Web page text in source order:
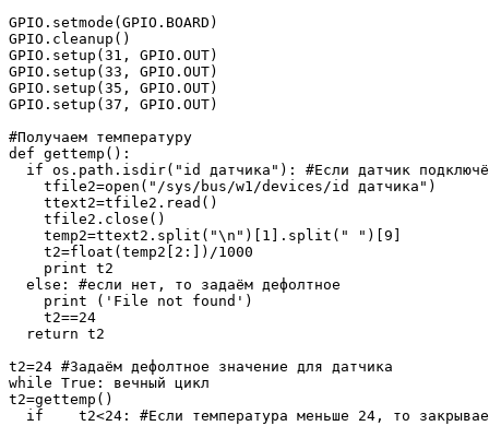
GPIO.setmode(GPIO.BOARD)
GPIO.cleanup()
GPIO.setup(31, GPIO.OUT)
GPIO.setup(33, GPIO.OUT)
GPIO.setup(35, GPIO.OUT)
GPIO.setup(37, GPIO.OUT)
#Получаем температуру
def gettemp():
if os.path.isdir("id датчика"): #Если датчик
    tfile2=open("/sys/bus/w1/devices/id датчика")
    ttext2=tfile2.read()
    tfile2.close()
    temp2=ttext2.split("\n")[1].split(" ")[9]
    t2=float(temp2[2:])/1000
    print t2
  else: #если нет, то задаём дефолтное
    print ('File not found')
    t2==24
  return t2
t2=24 #Задаём дефолтное значение для датчика
while True: вечный цикл
t2=gettemp()
if    t2<24: #Если температура меньше 24, то